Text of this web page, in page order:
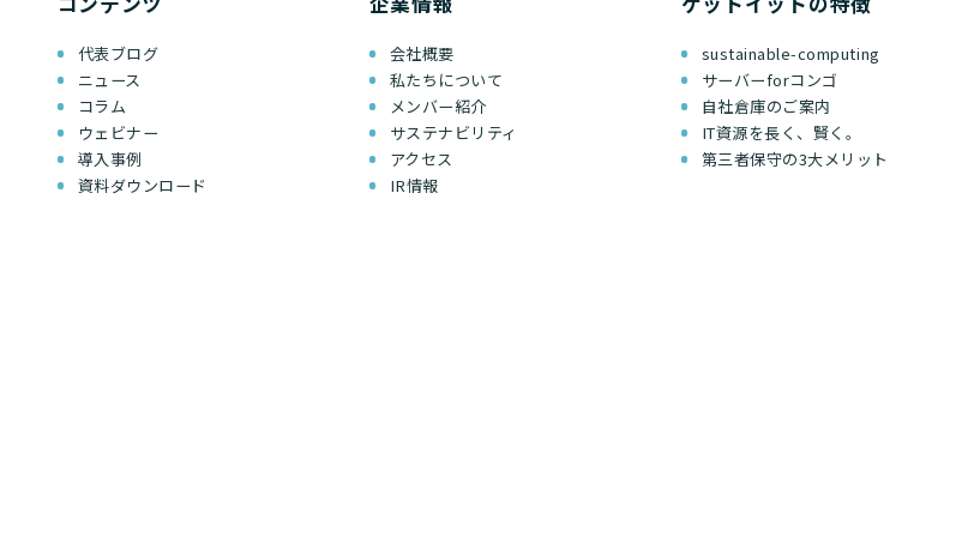
代表ブログ
ニュース
コラム
ウェビナー
導入事例
資料ダウンロード
会社概要
私たちについて
メンバー紹介
サステナビリティ
アクセス
IR情報
sustainable-computing
サーバーforコンゴ
自社倉庫のご案内
IT資源を長く、賢く。
第三者保守の3大メリット